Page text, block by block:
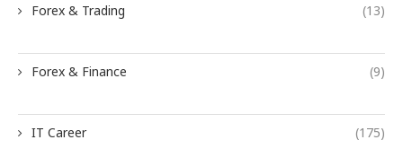
Forex & Trading (13)
Forex & Finance (9)
IT Career (175)